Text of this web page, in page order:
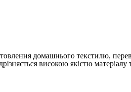
домашнього текстилю,
високою якістю матеріалу